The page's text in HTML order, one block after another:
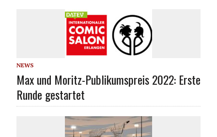
NEWS
Max und Moritz-Publikumspreis 2022: Erste
Runde gestartet